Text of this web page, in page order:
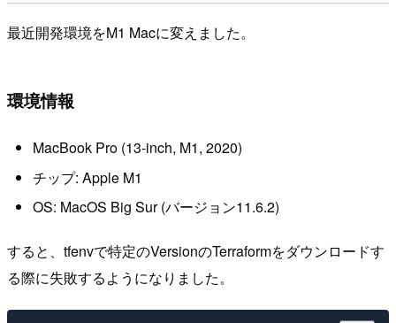
最近開発環境をM1 Macに変えました。
環境情報
MacBook Pro (13-inch, M1, 2020)
チップ: Apple M1
OS: MacOS Big Sur (バージョン11.6.2)
すると、tfenvで特定のVersionのTerraformをダウンロードす
る際に失敗するようになりました。